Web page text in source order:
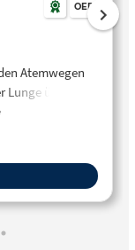
OER
Atemwegen
über den
erkältet ist,
ist mit
normalerweise
über diese